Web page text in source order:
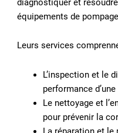
équipements de
Leurs services
L’inspection et le
performance d’une
Le nettoyage et
pour prévenir la